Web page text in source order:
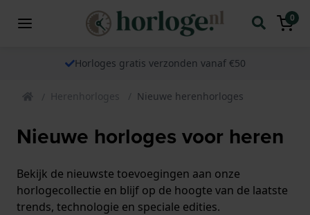
0
Horloges gratis verzonden vanaf €50
Herenhorloges Nieuwe herenhorloges
Nieuwe horloges voor heren
Bekijk de nieuwste toevoegingen aan onze
horlogecollectie en blijf op de hoogte van de laatste
trends, technologie en speciale edities.